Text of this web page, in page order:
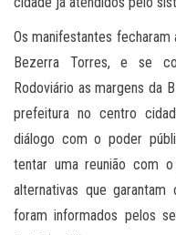
Os manifestantes
Bezerra Torres, e se
Rodoviário as margens da
prefeitura no centro
diálogo com o poder
tentar uma reunião com
alternativas que
foram informados pelos